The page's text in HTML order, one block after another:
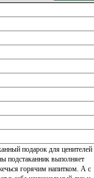
подарок для ценителей
подстаканник выполняет
горячим напитком. А с